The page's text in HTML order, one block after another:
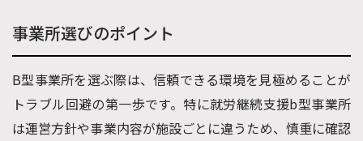
事業所選びのポイント
B型事業所を選ぶ際は、信頼できる環境を見極めることが
トラブル回避の第一歩です。特に就労継続支援b型事業所
は運営方針や事業内容が施設ごとに違うため、慎重に確認